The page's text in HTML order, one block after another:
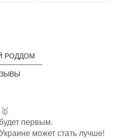
РОДДОМ
🥇
первым.
может стать лучше!